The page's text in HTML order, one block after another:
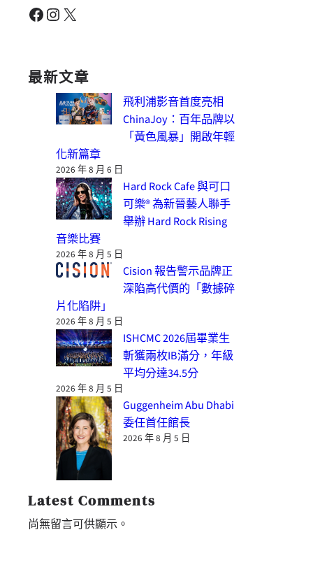
Facebook Instagram X
最新文章
飛利浦影音首度亮相
ChinaJoy：百年品牌以
「黃色風暴」開啟年輕
化新篇章
2026 年 8 月 6 日
Hard Rock Cafe 與可口
可樂® 為新晉藝人聯手
舉辦 Hard Rock Rising
音樂比賽
2026 年 8 月 5 日
Cision 報告警示品牌正
深陷高代價的「數據碎
片化陷阱」
2026 年 8 月 5 日
ISHCMC 2026屆畢業生
斬獲兩枚IB滿分，年級
平均分達34.5分
2026 年 8 月 5 日
Guggenheim Abu Dhabi
委任首任館長
2026 年 8 月 5 日
Latest Comments
尚無留言可供顯示。